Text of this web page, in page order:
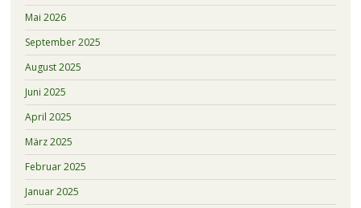
Mai 2026
September 2025
August 2025
Juni 2025
April 2025
März 2025
Februar 2025
Januar 2025